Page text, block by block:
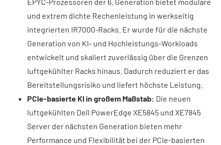
und extrem dichte Rechenleistung in werkseitig
integrierten IR7000-Racks. Er wurde für die nächste
Generation von KI- und Hochleistungs-Workloads
entwickelt und skaliert zuverlässig über die Grenzen
luftgekühlter Racks hinaus. Dadurch reduziert er das
Bereitstellungsrisiko und liefert höchste Leistung.
PCIe-basierte KI in großem Maßstab: Die neuen
luftgekühlten Dell PowerEdge XE5845 und XE7845
Server der nächsten Generation bieten mehr
Performance und Flexibilität bei der PCIe-basierten